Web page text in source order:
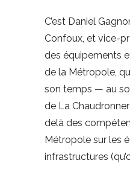
C’est Daniel
Confoux, et vice-
des équipements
de la Métropole,
son temps — au
de La
delà des
Métropole sur les
infrastructures